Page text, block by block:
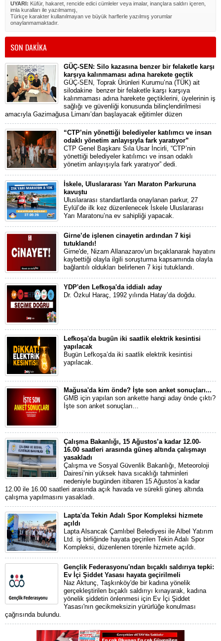
UYARI: Küfür, hakaret, rencide edici cümleler veya imalar, inançlara saldırı içeren,
imla kuralları ile yazılmamış,
Türkçe karakter kullanılmayan ve büyük harflerle yazılmış yorumlar
onaylanmamaktadır.
SON DAKİKA
GÜÇ-SEN: Silo kazasına benzer bir felaketle karşı
karşıya kalınmaması adına harekete geçtik
GÜÇ-SEN, Toprak Ürünleri Kurumu’na (TÜK) ait
silodakine benzer bir felaketle karşı karşıya
kalınmaması adına harekete geçtiklerini, üyelerinin iş
sağlığı ve güvenliği konusunda bilinçlendirilmesi
amacıyla Gazimağusa Limanı’dan başlayacak eğitimler düzen
“CTP’nin yönettiği belediyeler katılımcı ve insan
odaklı yönetim anlayışıyla fark yaratıyor”
CTP Genel Başkanı Sıla Usar İncirli, “CTP’nin
yönettiği belediyeler katılımcı ve insan odaklı
yönetim anlayışıyla fark yaratıyor” dedi.
İskele, Uluslararası Yarı Maraton Parkuruna
kavuştu
Uluslararası standartlarda onaylanan parkur, 27
Eylül’de ilk kez düzenlenecek İskele Uluslararası
Yarı Maratonu’na ev sahipliği yapacak.
Girne’de işlenen cinayetin ardından 7 kişi
tutuklandı!
Girne'de, Nizam Allanazarov'un bıçaklanarak hayatını
kaybettiği olayla ilgili soruşturma kapsamında olayla
bağlantılı oldukları belirlenen 7 kişi tutuklandı.
YDP'den Lefkoşa'da iddialı aday
Dr. Özkul Haraç, 1992 yılında Hatay’da doğdu.
Lefkoşa'da bugün iki saatlik elektrik kesintisi
yapılacak
Bugün Lefkoşa’da iki saatlik elektrik kesintisi
yapılacak.
Mağusa'da kim önde? İşte son anket sonuçları...
GMB için yapılan son ankette hangi aday önde çıktı?
İşte son anket sonuçları...
Çalışma Bakanlığı, 15 Ağustos’a kadar 12.00-
16.00 saatleri arasında güneş altında çalışmayı
yasakladı
Çalışma ve Sosyal Güvenlik Bakanlığı, Meteoroloji
Dairesi’nin yüksek hava sıcaklığı tahminleri
nedeniyle bugünden itibaren 15 Ağustos’a kadar
12.00 ile 16.00 saatleri arasında açık havada ve sürekli güneş altında
çalışma yapılmasını yasakladı.
Lapta'da Tekin Adalı Spor Kompleksi hizmete
açıldı
Lapta Alsancak Çamlıbel Belediyesi ile Albel Yatırım
Ltd. iş birliğinde hayata geçirilen Tekin Adalı Spor
Kompleksi, düzenlenen törenle hizmete açıldı.
Gençlik Federasyonu'ndan bıçaklı saldırıya tepki:
Ev İçi Şiddet Yasası hayata geçirilmeli
Naz Aktunç, Taşkınköy'de bir kadına yönelik
gerçekleştirilen bıçaklı saldırıyı kınayarak, kadına
yönelik şiddetin önlenmesi için Ev İçi Şiddet
Yasası'nın gecikmeksizin yürürlüğe konulması
çağrısında bulundu.